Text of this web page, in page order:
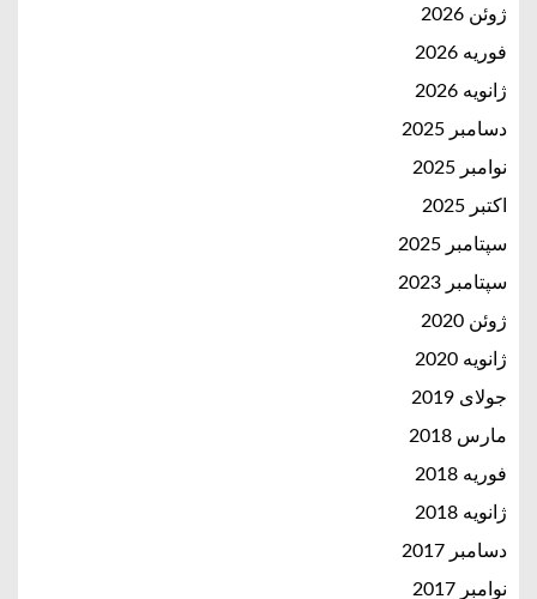
ژوئن 2026
فوریه 2026
ژانویه 2026
دسامبر 2025
نوامبر 2025
اکتبر 2025
سپتامبر 2025
سپتامبر 2023
ژوئن 2020
ژانویه 2020
جولای 2019
مارس 2018
فوریه 2018
ژانویه 2018
دسامبر 2017
نوامبر 2017